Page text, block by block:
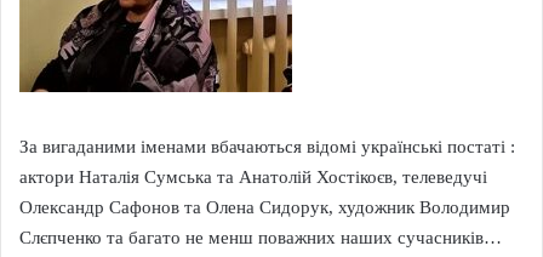
За вигаданими іменами вбачаються відомі українські постаті :
актори Наталія Сумська та Анатолій Хостікоєв, телеведучі
Олександр Сафонов та Олена Сидорук, художник Володимир
Слєпченко та багато не менш поважних наших сучасників…